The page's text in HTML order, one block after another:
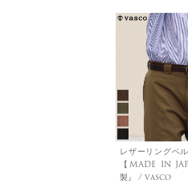
レザーリング
【MADE IN
製』 / vasco